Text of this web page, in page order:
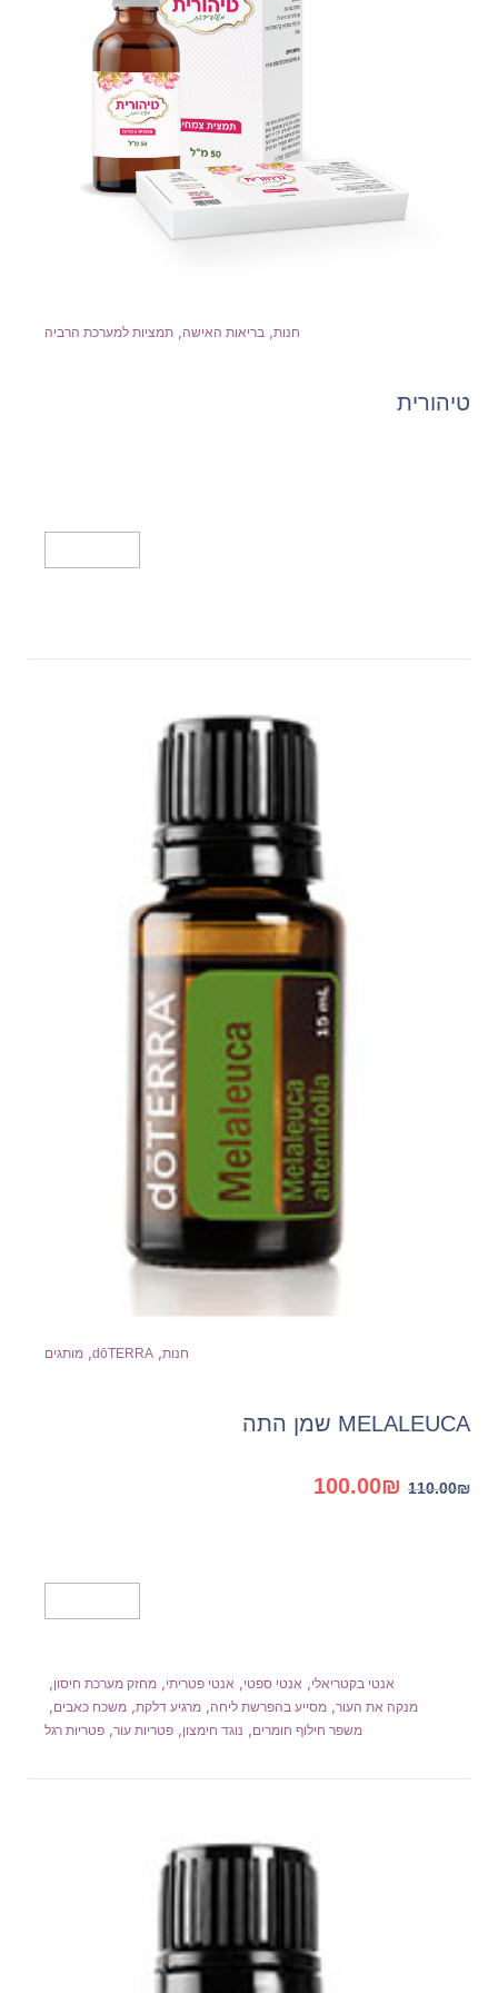
חנות, בריאות האישה, תמציות למערכת הרביה
טיהורית
חנות,
dōTERRA
, מותגים
MELALEUCA שמן התה
110.00₪
המחיר
100.00₪
אנטי בקטריאלי, אנטי ספטי, אנטי פטריתי, מחזק מערכת חיסון,
מנקה את העור, מסייע בהפרשת ליחה, מרגיע דלקת, משכח כאבים,
משפר חילוף חומרים, נוגד חימצון, פטריות עור, פטריות רגל